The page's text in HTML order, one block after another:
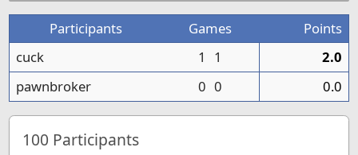
Participants Games
Points
cuck
1 1
2.0
pawnbroker
0 0 0.0
100 Participants